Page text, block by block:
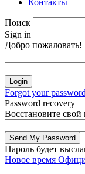
Контакты
Поиск
Sign in
Добро
Forgot your
Password recovery
Восстановите свой
Пароль будет
Новое время